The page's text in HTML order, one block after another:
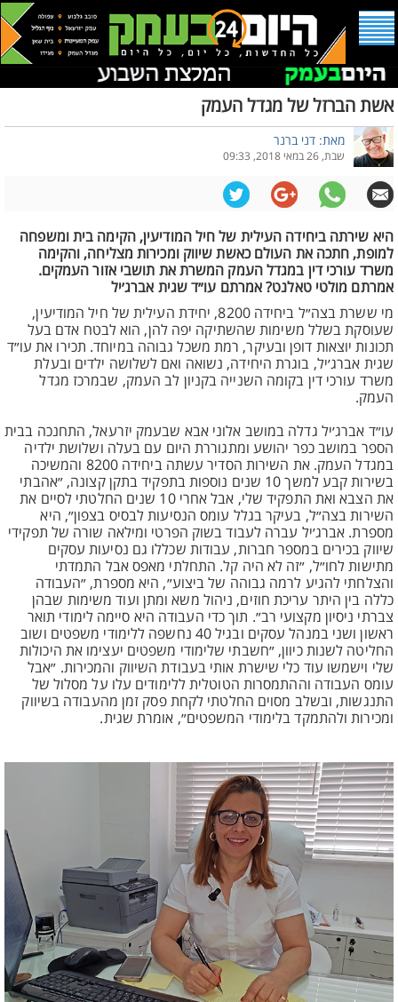
אשת הברזל של מגדל העמק
מאת: דני ברנר
שבת, 26 במאי 2018, 09:33
היא שירתה ביחידה העילית של חיל המודיעין, הקימה בית ומשפחה
למופת, חתכה את העולם כאשת שיווק ומכירות מצליחה, והקימה
משרד עורכי דין במגדל העמק המשרת את תושבי אזור העמקים.
אמרתם מולטי טאלנט? אמרתם עו״ד שגית אברג׳יל
מי ששרת בצה״ל ביחידה 8200, יחידת העילית של חיל המודיעין,
שעוסקת בשלל משימות שהשתיקה יפה להן, הוא לבטח אדם בעל
תכונות יוצאות דופן ובעיקר, רמת משכל גבוהה במיוחד. תכירו את עו״ד
שגית אברג׳יל, בוגרת היחידה, נשואה ואם לשלושה ילדים ובעלת
משרד עורכי דין בקומה השנייה בקניון לב העמק, שבמרכז מגדל
העמק.
עו״ד אברג׳יל גדלה במושב אלוני אבא שבעמק יזרעאל, התחנכה בבית
הספר במושב כפר יהושע ומתגוררת היום עם בעלה ושלושת ילדיה
במגדל העמק. את השירות הסדיר עשתה ביחידה 8200 והמשיכה
בשירות קבע למשך 10 שנים נוספות בתפקיד בתקן קצונה, ״אהבתי
את הצבא ואת התפקיד שלי, אבל אחרי 10 שנים החלטתי לסיים את
השירות בצה״ל, בעיקר בגלל עומס הנסיעות לבסיס בצפון״, היא
מספרת. אברג׳יל עברה לעבוד בשוק הפרטי ומילאה שורה של תפקידי
שיווק בכירים במספר חברות, עבודות שכללו גם נסיעות עסקים
מתישות לחו״ל, ״זה לא היה קל. התחלתי מאפס אבל התמדתי
והצלחתי להגיע לרמה גבוהה של ביצוע״, היא מספרת, ״העבודה
כללה בין היתר עריכת חוזים, ניהול משא ומתן ועוד משימות שבהן
צברתי ניסיון מקצועי רב״. תוך כדי העבודה היא סיימה לימודי תואר
ראשון ושני במנהל עסקים ובגיל 40 נחשפה ללימודי משפטים ושוב
החליטה לשנות כיוון, ״חשבתי שלימודי משפטים יעצימו את היכולות
שלי וישמשו עוד כלי שישרת אותי בעבודת השיווק והמכירות. ״אבל
עומס העבודה וההתמסרות הטוטלית ללימודים עלו על מסלול של
התנגשות, ובשלב מסוים החלטתי לקחת פסק זמן מהעבודה בשיווק
ומכירות ולהתמקד בלימודי המשפטים״, אומרת שגית.